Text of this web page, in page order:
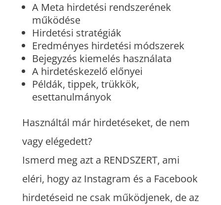
A Meta hirdetési rendszerének
működése
Hirdetési stratégiák
Eredményes hirdetési módszerek
Bejegyzés kiemelés használata
A hirdetéskezelő előnyei
Példák, tippek, trükkök,
esettanulmányok
Használtál már hirdetéseket, de nem
vagy elégedett?
Ismerd meg azt a RENDSZERT, ami
eléri, hogy az Instagram és a Facebook
hirdetéseid ne csak működjenek, de az